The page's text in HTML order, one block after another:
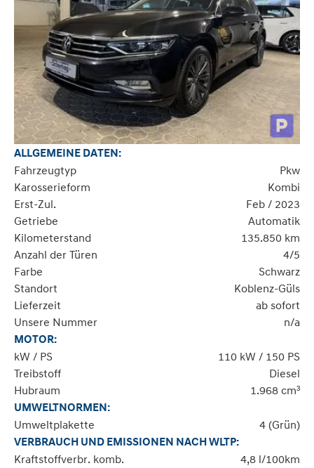
ALLGEMEINE DATEN:
Fahrzeugtyp
Pkw
Karosserieform
Kombi
Erst-Zul.
Feb / 2023
Getriebe
Automatik
Kilometerstand
135.850 km
Anzahl der Türen
4/5
Farbe
Schwarz
Standort
Koblenz-Güls
Lieferzeit
ab sofort
Unsere Nummer
n/a
MOTOR:
kW / PS
110 kW / 150 PS
Treibstoff
Diesel
Hubraum
1.968 cm³
UMWELTNORMEN:
Umweltplakette
4 (Grün)
VERBRAUCH UND EMISSIONEN NACH WLTP:
Kraftstoffverbr. komb.
4,8 l/100km